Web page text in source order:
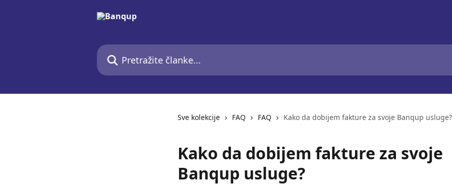
Pretražite članke...
Sve kolekcije FAQ FAQ Kako da dobijem fakture za svoje Banqup usluge?
Kako da dobijem fakture za svoje
Banqup usluge?